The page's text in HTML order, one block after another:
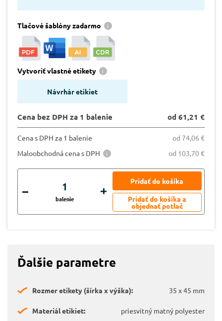
Tlačové šablóny zadarmo
Vytvoriť vlastné etikety
Návrhár etikiet
Cena bez DPH za 1 balenie od 61,21 €
Cena s DPH za 1 balenie
od 74,06 €
Maloobchodná cena s DPH
od 103,70 €
balenie
Ďalšie parametre
Rozmer etikety (šírka x výška): 35 x 45 mm
Materiál etikiet: priesvitný matný polyester